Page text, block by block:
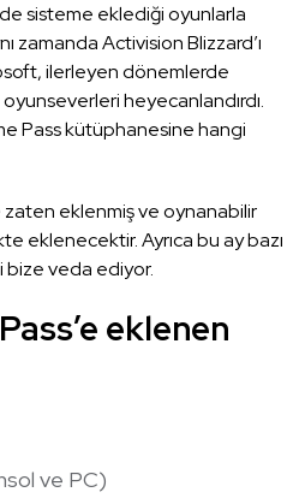
sisteme eklediği oyunlarla
zamanda Activision Blizzard’ı
ilerleyen dönemlerde
heyecanlandırdı.
Pass kütüphanesine hangi
zaten eklenmiş ve oynanabilir
eklenecektir. Ayrıca bu ay bazı
bize veda ediyor.
eklenen
ve PC)